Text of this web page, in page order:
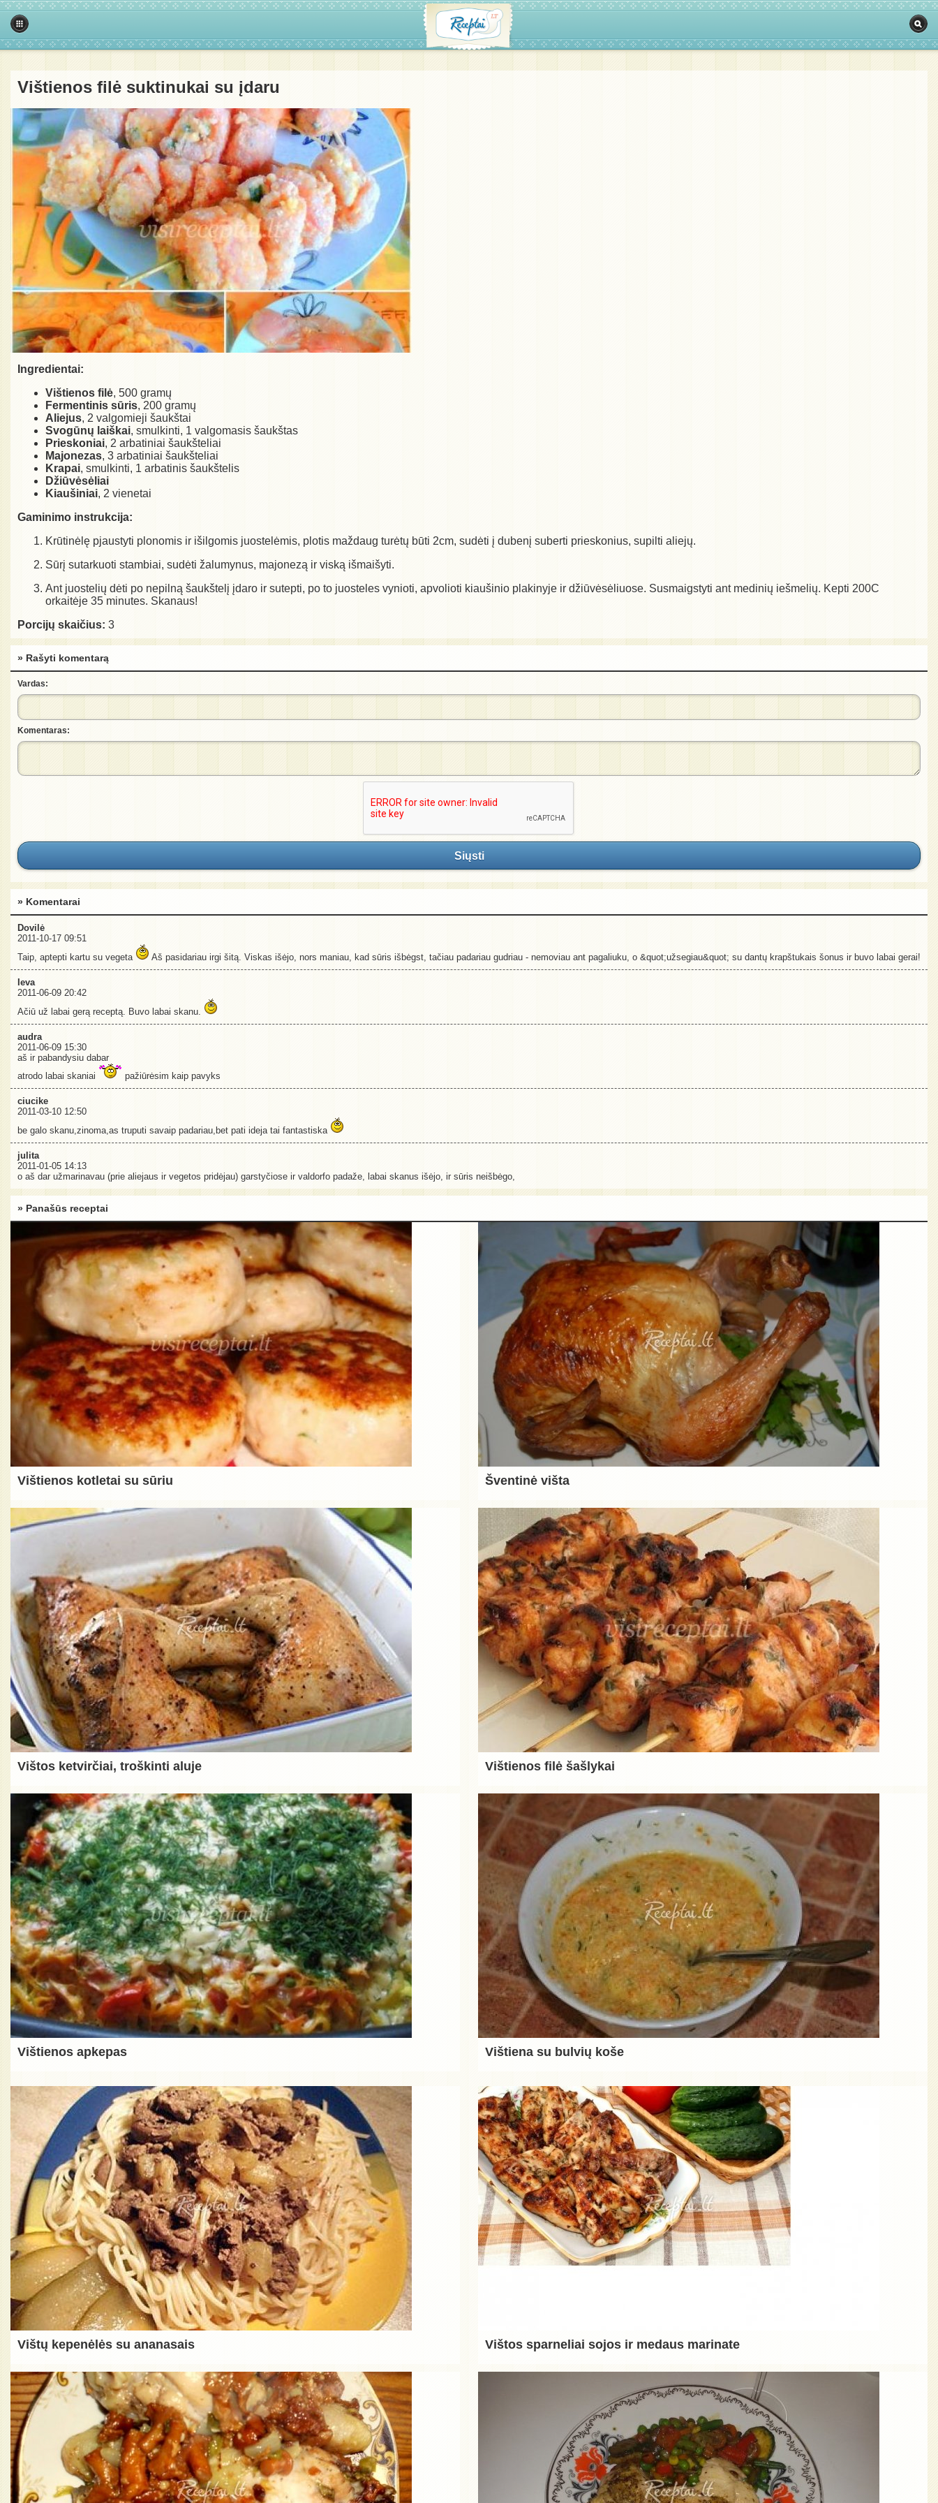
Vištienos filė suktinukai su įdaru
Ingredientai:
Vištienos filė, 500 gramų
Fermentinis sūris, 200 gramų
Aliejus, 2 valgomieji šaukštai
Svogūnų laiškai, smulkinti, 1 valgomasis šaukštas
Prieskoniai, 2 arbatiniai šaukšteliai
Majonezas, 3 arbatiniai šaukšteliai
Krapai, smulkinti, 1 arbatinis šaukštelis
Džiūvėsėliai
Kiaušiniai, 2 vienetai
Gaminimo instrukcija:
Krūtinėlę pjaustyti plonomis ir išilgomis juostelėmis, plotis maždaug turėtų būti 2cm, sudėti į dubenį suberti prieskonius, supilti aliejų.
Sūrį sutarkuoti stambiai, sudėti žalumynus, majonezą ir viską išmaišyti.
Ant juostelių dėti po nepilną šaukštelį įdaro ir sutepti, po to juosteles vynioti, apvolioti kiaušinio plakinyje ir džiūvėsėliuose. Susmaigstyti ant medinių iešmelių. Kepti 200C
orkaitėje 35 minutes. Skanaus!
Porcijų skaičius: 3
» Rašyti komentarą
Vardas:
Komentaras:
Siųsti
» Komentarai
Dovilė
2011-10-17 09:51
Taip, aptepti kartu su vegeta
Aš pasidariau irgi šitą. Viskas išėjo, nors maniau, kad sūris išbėgst, tačiau padariau gudriau - nemoviau ant pagaliuku, o &quot;užsegiau&quot; su dantų krapštukais šonus ir buvo labai gerai!
Ieva
2011-06-09 20:42
Ačiū už labai gerą receptą. Buvo labai skanu.
audra
2011-06-09 15:30
aš ir pabandysiu dabar
atrodo labai skaniai
pažiūrėsim kaip pavyks
ciucike
2011-03-10 12:50
be galo skanu,zinoma,as truputi savaip padariau,bet pati ideja tai fantastiska
julita
2011-01-05 14:13
o aš dar užmarinavau (prie aliejaus ir vegetos pridėjau) garstyčiose ir valdorfo padaže, labai skanus išėjo, ir sūris neišbėgo,
» Panašūs receptai
Vištienos kotletai su sūriu Šventinė višta
Vištos ketvirčiai, troškinti aluje Vištienos filė šašlykai
Vištienos apkepas Vištiena su bulvių koše
Vištų kepenėlės su ananasais Vištos sparneliai sojos ir medaus marinate